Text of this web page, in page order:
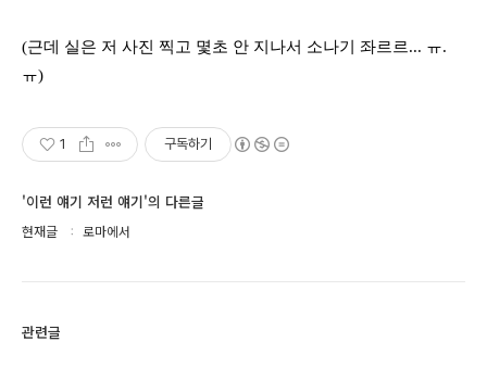
(근데 실은 저 사진 찍고 몇초 안 지나서 소나기 좌르르... ㅠ.
ㅠ)
1 구독하기
'이런 얘기 저런 얘기'의 다른글
현재글 로마에서
관련글